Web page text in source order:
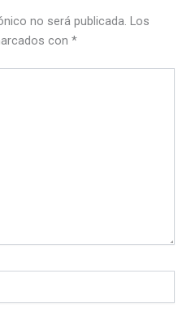
no será publicada. Los
con *